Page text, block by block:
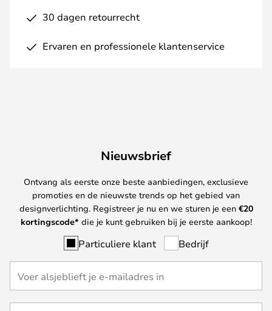
30 dagen retourrecht
Ervaren en professionele klantenservice
Nieuwsbrief
Ontvang als eerste onze beste aanbiedingen, exclusieve
promoties en de nieuwste trends op het gebied van
designverlichting. Registreer je nu en we sturen je een €20
kortingscode* die je kunt gebruiken bij je eerste aankoop!
Particuliere klant Bedrijf